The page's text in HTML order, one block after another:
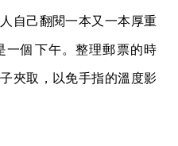
自己翻閱一本又一本厚重
一個下午。整理郵票的時
夾取，以免手指的溫度影